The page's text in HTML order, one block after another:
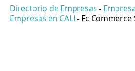
Directorio de Empresas -
Empresas en CALI - Fc Commerce